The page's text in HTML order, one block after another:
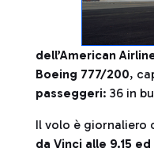
dell’American
Boeing 777/200,
passeggeri: 36 in
Il volo è giornaliero
da Vinci alle 9.15